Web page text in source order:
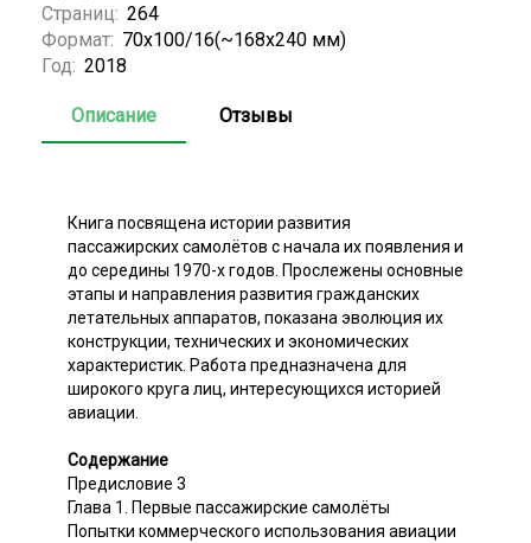
Страниц: 264
Формат: 70х100/16(~168x240 мм)
Год: 2018
Описание Отзывы
Книга посвящена истории развития
пассажирских самолётов с начала их появления и
до середины 1970-х годов. Прослежены основные
этапы и направления развития гражданских
летательных аппаратов, показана эволюция их
конструкции, технических и экономических
характеристик. Работа предназначена для
широкого круга лиц, интересующихся историей
авиации.
Содержание
Предисловие 3
Глава 1. Первые пассажирские самолёты
Попытки коммерческого использования авиации